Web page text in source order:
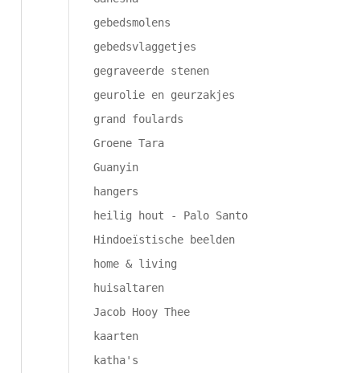
gebedsmolens
gebedsvlaggetjes
gegraveerde stenen
geurolie en geurzakjes
grand foulards
Groene Tara
Guanyin
hangers
heilig hout - Palo Santo
Hindoeïstische beelden
home & living
huisaltaren
Jacob Hooy Thee
kaarten
katha's